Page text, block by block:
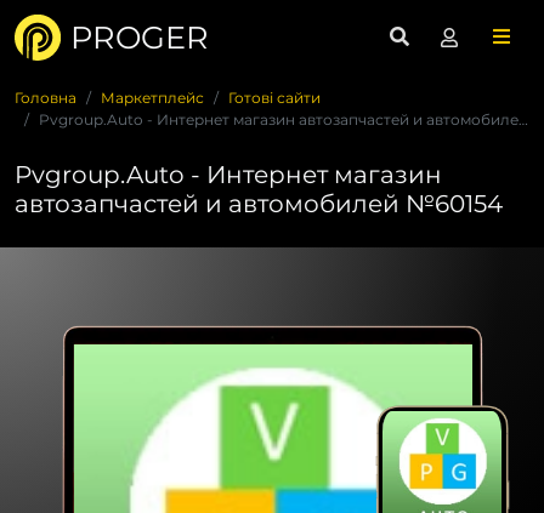
PROGER
Головна Маркетплейс
Готові сайти
Pvgroup.Auto - Интернет магазин автозапчастей и автомобилей ...
Pvgroup.Auto - Интернет магазин
автозапчастей и автомобилей №60154